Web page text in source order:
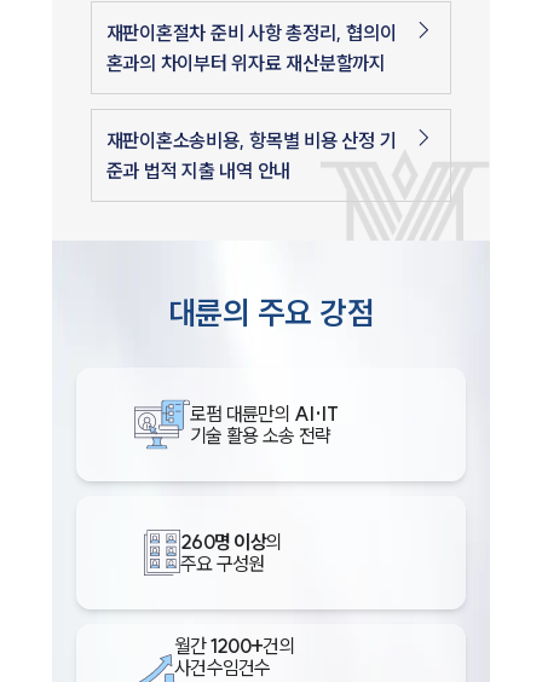
인재채용
재판이혼절차 준비 사항 총정리, 협의이
혼과의 차이부터 위자료 재산분할까지
재판이혼소송비용, 항목별 비용 산정 기
준과 법적 지출 내역 안내
대륜의 주요 강점
로펌 대륜만의 AI·IT
기술 활용 소송 전략
260명 이상의
주요 구성원
월간1200+건의
사건수임건수